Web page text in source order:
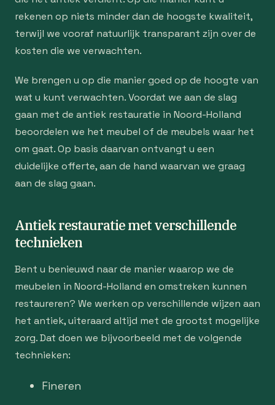
rekenen op niets minder dan de hoogste kwaliteit,
terwijl we vooraf natuurlijk transparant zijn over de
kosten die we verwachten.
We brengen u op die manier goed op de hoogte van
wat u kunt verwachten. Voordat we aan de slag
gaan met de antiek restauratie in Noord-Holland
beoordelen we het meubel of de meubels waar het
om gaat. Op basis daarvan ontvangt u een
duidelijke offerte, aan de hand waarvan we graag
aan de slag gaan.
Antiek restauratie met verschillende
technieken
Bent u benieuwd naar de manier waarop we de
meubelen in Noord-Holland en omstreken kunnen
restaureren? We werken op verschillende wijzen aan
het antiek, uiteraard altijd met de grootst mogelijke
zorg. Dat doen we bijvoorbeeld met de volgende
technieken:
Fineren